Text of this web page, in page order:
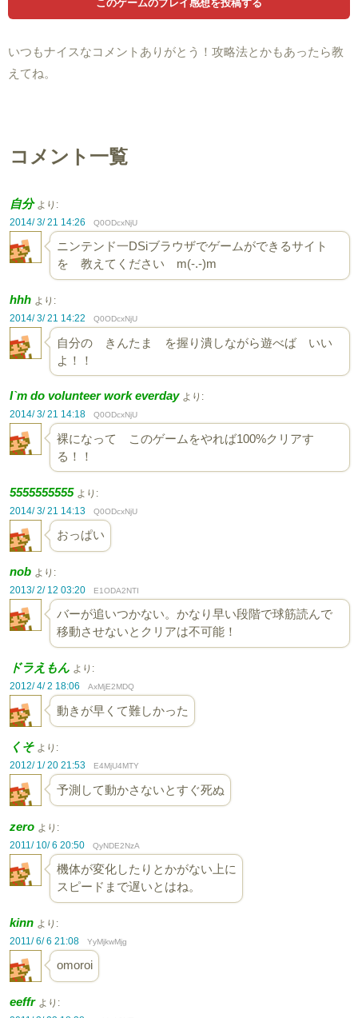
いつもナイスなコメントありがとう！攻略法とかもあったら教
えてね。
コメント一覧
自分 より:
2014/ 3/ 21 14:26
Q0ODcxNjU
ニンテンド一DSiブラウザでゲームができるサイト
を 教えてください m(-.-)m
hhh より:
2014/ 3/ 21 14:22
Q0ODcxNjU
自分の きんたま を握り潰しながら遊べば いい
よ！！
I`m do volunteer work everday より:
2014/ 3/ 21 14:18
Q0ODcxNjU
裸になって このゲームをやれば100%クリアす
る！！
5555555555 より:
2014/ 3/ 21 14:13
Q0ODcxNjU
おっぱい
nob より:
2013/ 2/ 12 03:20
E1ODA2NTI
バーが追いつかない。かなり早い段階で球筋読んで
移動させないとクリアは不可能！
ドラえもん より:
2012/ 4/ 2 18:06
AxMjE2MDQ
動きが早くて難しかった
くそ より:
2012/ 1/ 20 21:53
E4MjU4MTY
予測して動かさないとすぐ死ぬ
zero より:
2011/ 10/ 6 20:50
QyNDE2NzA
機体が変化したりとかがない上に
スピードまで遅いとはね。
kinn より:
2011/ 6/ 6 21:08
YyMjkwMjg
omoroi
eeffr より: